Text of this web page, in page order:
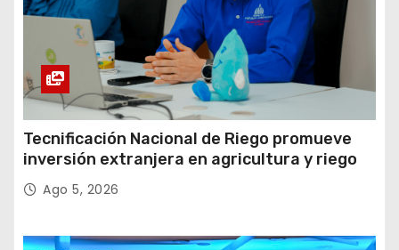
Tecnificación Nacional de Riego promueve
inversión extranjera en agricultura y riego
Ago 5, 2026